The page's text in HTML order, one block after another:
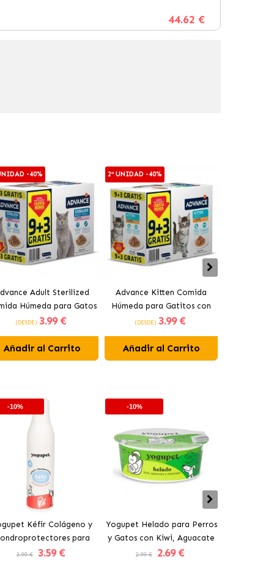
44.62 €
-40%
Adult Sterilized
Húmeda para Gatos
Esterilizados con Pavo
(DESDE) 3.99 €
Añadir al Carrito
2ª UNIDAD -40%
Advance Kitten Comida
Húmeda para Gatitos con
Pollo
(DESDE) 3.99 €
Añadir al Carrito
-10%
Kéfir Colágeno y
para
y Gatos con Pera y
3.99 € 3.59 €
-10%
Yogupet Helado para Perros
y Gatos con Kiwi, Aguacate
y Manzana
2.99 € 2.69 €